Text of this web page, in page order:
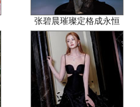
张碧晨璀璨定格成永恒